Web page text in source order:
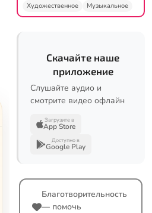
Художественное
Музыкальное
Скачайте наше
приложение
Слушайте аудио и
смотрите видео офлайн
Загрузите в
App Store
Доступно в
Google Play
Благотворительность
— помочь